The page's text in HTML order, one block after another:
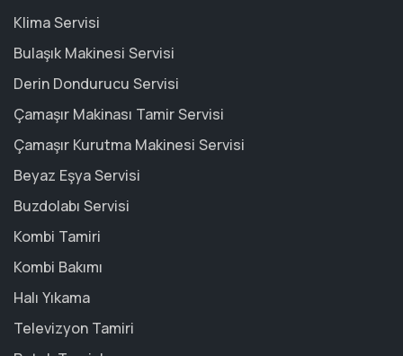
Klima Servisi
Bulaşık Makinesi Servisi
Derin Dondurucu Servisi
Çamaşır Makinası Tamir Servisi
Çamaşır Kurutma Makinesi Servisi
Beyaz Eşya Servisi
Buzdolabı Servisi
Kombi Tamiri
Kombi Bakımı
Halı Yıkama
Televizyon Tamiri